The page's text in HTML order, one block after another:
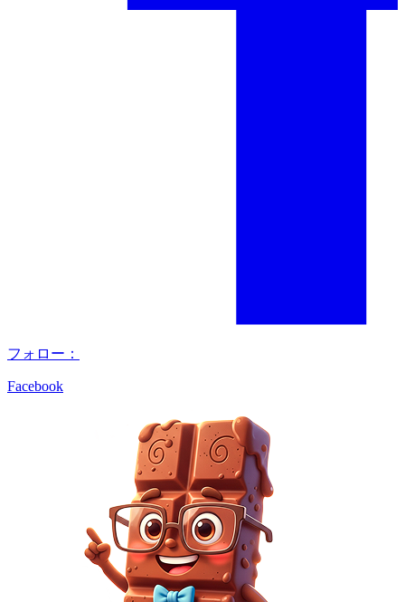
フォロー：
Facebook